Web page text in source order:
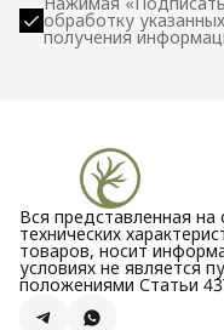
обработку
получения
Вся представленная
технических
товаров, носит
условиях не является
положениями Статьи